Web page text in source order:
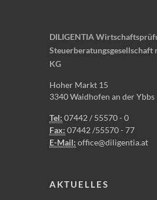
DILIGENTIA
Steuerberatungsgesellschaft
KG
Hoher Markt 15
3340 Waidhofen an der Ybbs
Tel: 07442 / 55570 - 0
Fax: 07442 /55570 - 77
E-Mail: office@diligentia.at
AKTUELLES